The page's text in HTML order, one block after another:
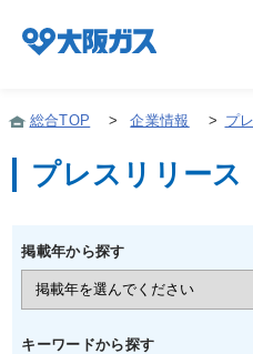
企業情報TOP
企業/グループについて
社会貢献
総合TOP > 企業情報 > プ
プレスリリース
掲載年から探す
キーワードから探す